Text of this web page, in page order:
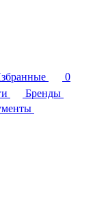
0
Бренды